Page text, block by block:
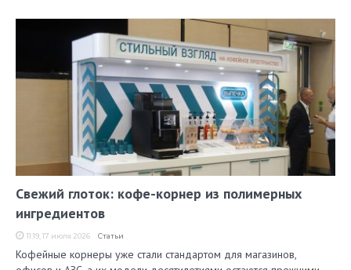
Свежий глоток: кофе-корнер из полимерных
ингредиентов
11:19, 17 июля 2026 Статьи
Кофейные корнеры уже стали стандартом для магазинов,